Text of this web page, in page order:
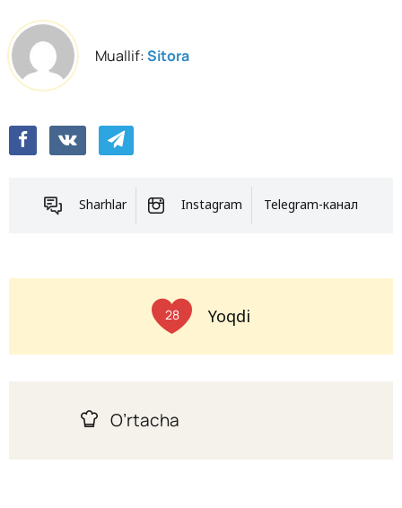
Muallif:Sitora
Sharhlar Instagram Telegram-канал
28 Yoqdi
O’rtacha